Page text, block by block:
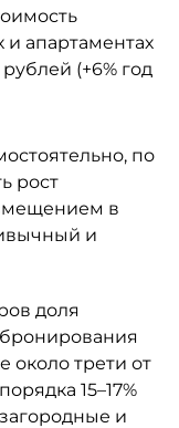
апартаментах
(+6% год
по
рост
в
и
доля
около трети от
15–17%
и